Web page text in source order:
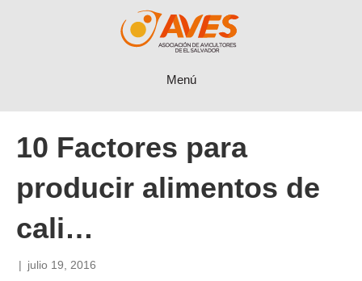
Menú
10 Factores para
producir alimentos de
cali…
| julio 19, 2016